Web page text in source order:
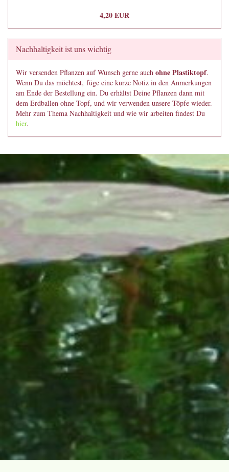
4,20 EUR
Nachhaltigkeit ist uns wichtig
Wir versenden Pflanzen auf Wunsch gerne auch ohne Plastiktopf.
Wenn Du das möchtest, füge eine kurze Notiz in den Anmerkungen
am Ende der Bestellung ein. Du erhältst Deine Pflanzen dann mit
dem Erdballen ohne Topf, und wir verwenden unsere Töpfe wieder.
Mehr zum Thema Nachhaltigkeit und wie wir arbeiten findest Du
hier.